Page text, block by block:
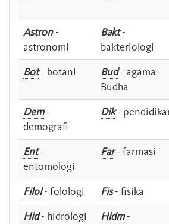
Astron-
astronomi
Bakt-
bakteriologi
Bot- botani Bud- agama -
Budha
Dem-
demografi
Dik-
Ent-
entomologi
Far- farmasi
Filol- folologi Fis- fisika
Hid- hidrologi Hidm-